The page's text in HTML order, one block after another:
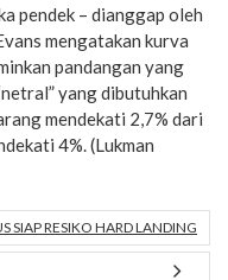
pendek – dianggap oleh
mengatakan kurva
pandangan yang
yang dibutuhkan
mendekati 2,7% dari
4%. (Lukman
SIAP RESIKO HARD LANDING